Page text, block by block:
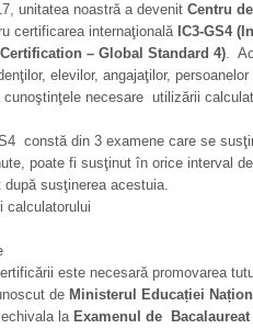
unitatea noastră a devenit Centru
certificarea internaţională IC3-GS4
– Global Standard 4).
elevilor, angajaţilor,
necesare utilizării
constă din 3 examene care se
poate fi susţinut în orice interval
susţinerea acestuia.
este necesară promovarea
de Ministerul Educației
la Examenul de Bacalaureat